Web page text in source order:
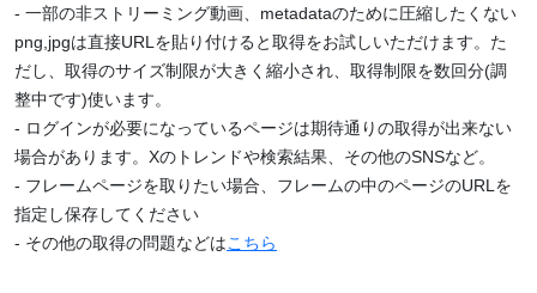
- 一部の非ストリーミング動画、metadataのために圧縮したくない
png,jpgは直接URLを貼り付けると取得をお試しいただけます。た
だし、取得のサイズ制限が大きく縮小され、取得制限を数回分(調
整中です)使います。
- ログインが必要になっているページは期待通りの取得が出来ない
場合があります。Xのトレンドや検索結果、その他のSNSなど。
- フレームページを取りたい場合、フレームの中のページのURLを
指定し保存してください
- その他の取得の問題などはこちら